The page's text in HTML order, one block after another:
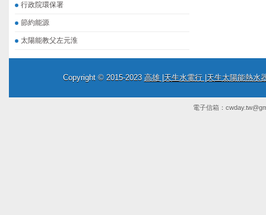
行政院環保署
節約能源
太陽能教父左元淮
Copyright © 2015-2023 高雄 |天生水電行 |天生太陽能熱水
電子信箱：